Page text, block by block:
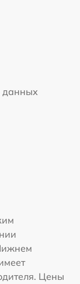
данных
Цены